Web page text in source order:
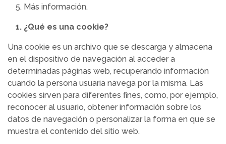
5. Más información.
1. ¿Qué es una cookie?
Una cookie es un archivo que se descarga y almacena
en el dispositivo de navegación al acceder a
determinadas páginas web, recuperando información
cuando la persona usuaria navega por la misma. Las
cookies sirven para diferentes fines, como, por ejemplo,
reconocer al usuario, obtener información sobre los
datos de navegación o personalizar la forma en que se
muestra el contenido del sitio web.